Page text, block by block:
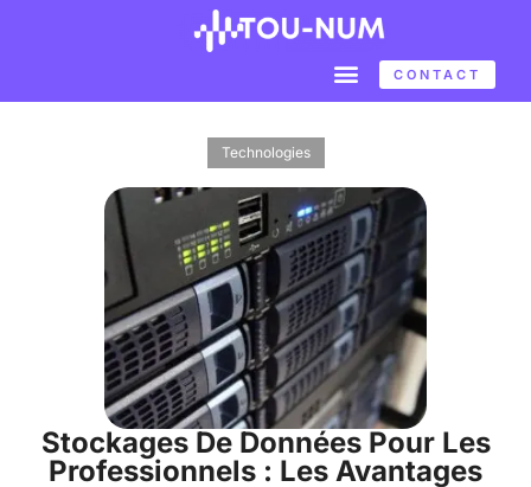
CONTACT
Technologies
Stockages De Données Pour Les
Professionnels : Les Avantages